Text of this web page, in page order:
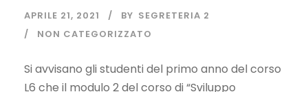
APRILE 21, 2021 BY SEGRETERIA 2
NON CATEGORIZZATO
Si avvisano gli studenti del primo anno del corso
L6 che il modulo 2 del corso di “Sviluppo